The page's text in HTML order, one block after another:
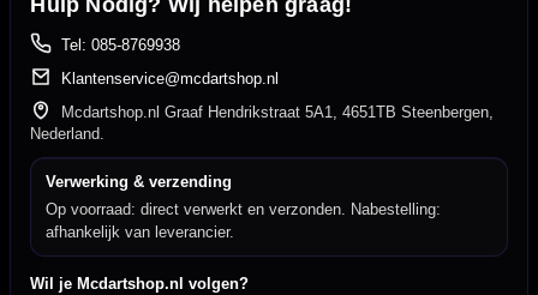
Hulp Nodig? Wij helpen graag!
Tel: 085-8769938
Klantenservice@mcdartshop.nl
Mcdartshop.nl Graaf Hendrikstraat 5A1, 4651TB Steenbergen,
Nederland.
Verwerking & verzending
Op voorraad: direct verwerkt en verzonden. Nabestelling:
afhankelijk van leverancier.
Wil je Mcdartshop.nl volgen?